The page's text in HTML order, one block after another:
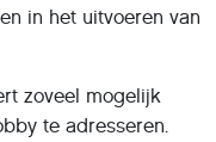
in het uitvoeren van
zoveel mogelijk
te adresseren.